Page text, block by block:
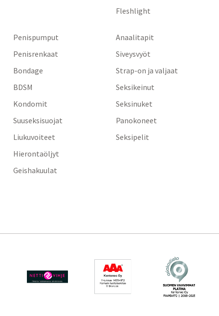
Fleshlight
Penispumput
Penisrenkaat
Bondage
BDSM
Kondomit
Suuseksisuojat
Liukuvoiteet
Hierontaöljyt
Geishakuulat
Anaalitapit
Siveysvyöt
Strap-on ja valjaat
Seksikeinut
Seksinuket
Panokoneet
Seksipelit